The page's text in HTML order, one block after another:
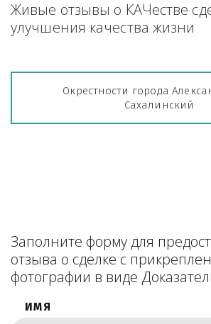
Живые отзывы о КАЧестве
улучшения качества жизни
Окрестности города
Сахалинский
Заполните форму для
отзыва о сделке с
фотографии в виде
ИМЯ